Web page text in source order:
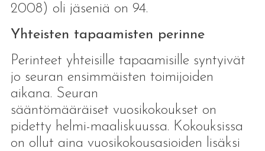
2008) oli jäseniä on 94.
Yhteisten tapaamisten perinne
Perinteet yhteisille tapaamisille syntyivät
jo seuran ensimmäisten toimijoiden
aikana. Seuran
sääntömääräiset vuosikokoukset on
pidetty helmi-maaliskuussa. Kokouksissa
on ollut aina vuosikokousasioiden lisäksi